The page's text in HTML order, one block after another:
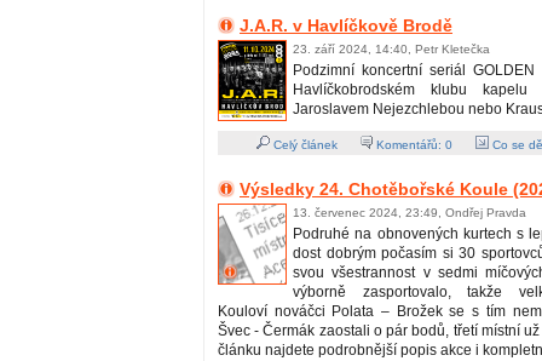
J.A.R. v Havlíčkově Brodě
23. září 2024, 14:40, Petr Kletečka
Podzimní koncertní seriál
Havlíčkobrodském klubu
Jaroslavem Nejezchlebou nebo
Celý článek Komentářů: 0 Co se
Výsledky 24. Chotěbořské Koule
13. červenec 2024, 23:49, Ondřej Pravda
Podruhé na obnovených kurtech s
dost dobrým počasím si 30
svou všestrannost v sedmi
výborně zasportovalo, takže
Kouloví nováčci Polata – Brožek se s tím
Švec - Čermák zaostali o pár bodů, třetí místní
článku najdete podrobnější popis akce i